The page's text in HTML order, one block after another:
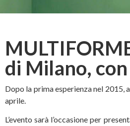
di Milano,
Dopo la prima esperienza nel 2015,
aprile.
L’evento sarà l’occasione per